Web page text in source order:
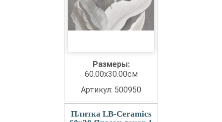
Размеры:
60.00x30.00см
Артикул: 500950
Плитка LB-Ceramics